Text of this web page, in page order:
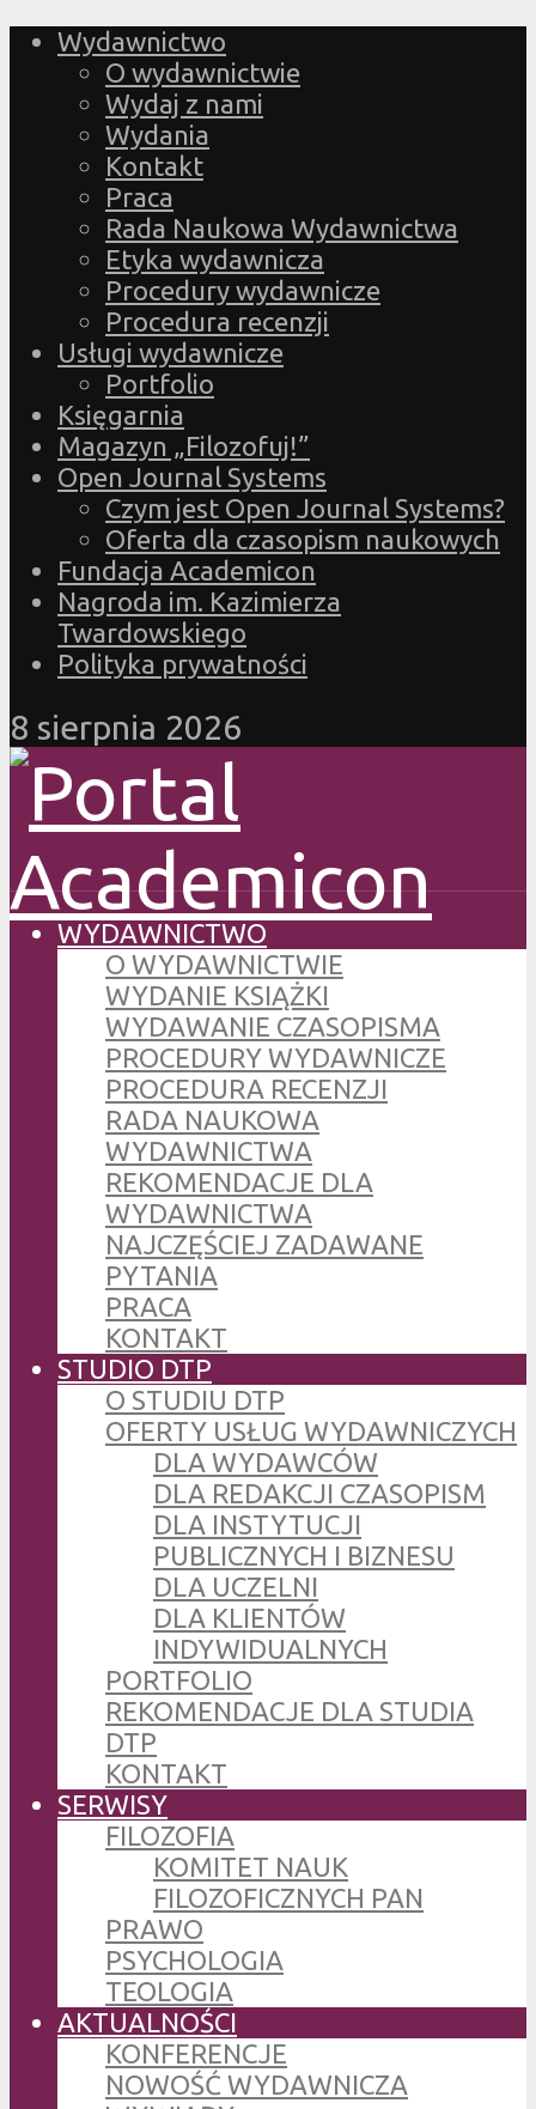
Wydawnictwo
O wydawnictwie
Wydaj z nami
Wydania
Kontakt
Praca
Rada Naukowa Wydawnictwa
Etyka wydawnicza
Procedury wydawnicze
Procedura recenzji
Usługi wydawnicze
Portfolio
Księgarnia
Magazyn „Filozofuj!”
Open Journal Systems
Czym jest Open Journal Systems?
Oferta dla czasopism naukowych
Fundacja Academicon
Nagroda im. Kazimierza
Twardowskiego
Polityka prywatności
8 sierpnia 2026
WYDAWNICTWO
O WYDAWNICTWIE
WYDANIE KSIĄŻKI
WYDAWANIE CZASOPISMA
PROCEDURY WYDAWNICZE
PROCEDURA RECENZJI
RADA NAUKOWA
WYDAWNICTWA
REKOMENDACJE DLA
WYDAWNICTWA
NAJCZĘŚCIEJ ZADAWANE
PYTANIA
PRACA
KONTAKT
STUDIO DTP
O STUDIU DTP
OFERTY USŁUG WYDAWNICZYCH
DLA WYDAWCÓW
DLA REDAKCJI CZASOPISM
DLA INSTYTUCJI
PUBLICZNYCH I BIZNESU
DLA UCZELNI
DLA KLIENTÓW
INDYWIDUALNYCH
PORTFOLIO
REKOMENDACJE DLA STUDIA
DTP
KONTAKT
SERWISY
FILOZOFIA
KOMITET NAUK
FILOZOFICZNYCH PAN
PRAWO
PSYCHOLOGIA
TEOLOGIA
AKTUALNOŚCI
KONFERENCJE
NOWOŚĆ WYDAWNICZA